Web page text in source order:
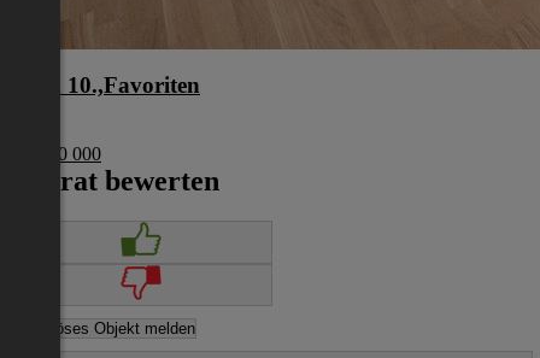
Wien 10.,Favoriten
€ 1 200 000
Inserat bewerten